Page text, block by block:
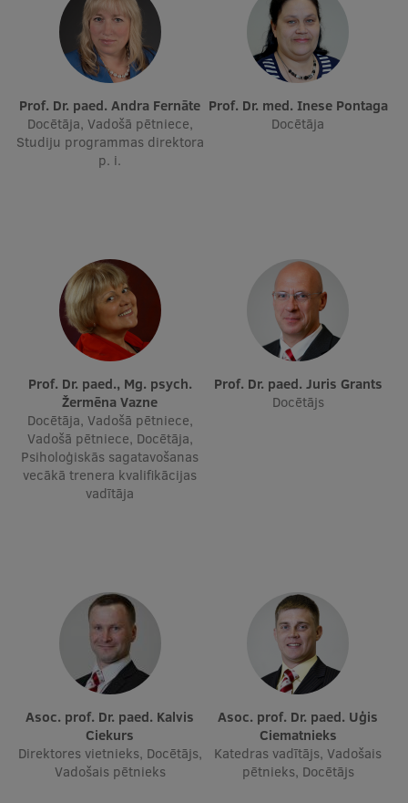
Ģerbonis
Projekti
Reitingi
Virtuālā tūre
Ilgtspējīga attīstība
Suvenīri un grāmatas
Mūžizglītība
Ētikas un līdztiesības mācības
Atvērtā universitāte
Sagatavošanas kursi
Pedagoģiskās izaugsmes centrs
Kvalifikācijas atbilstības pārbaude
Pētniecība
Zinātniskie institūti un laboratorijas
Prof. Dr. paed. Andra Fernāte
Docētāja, Vadošā pētniece,
Studiju programmas direktora
p. i.
Prof. Dr. med. Inese Pontaga
Docētāja
Prof. Dr. paed., Mg. psych.
Žermēna Vazne
Docētāja, Vadošā pētniece,
Vadošā pētniece, Docētāja,
Psiholoģiskās sagatavošanas
vecākā trenera kvalifikācijas
vadītāja
Prof. Dr. paed. Juris Grants
Docētājs
Asoc. prof. Dr. paed. Kalvis
Ciekurs
Direktores vietnieks, Docētājs,
Vadošais pētnieks
Asoc. prof. Dr. paed. Uģis
Ciematnieks
Katedras vadītājs, Vadošais
pētnieks, Docētājs